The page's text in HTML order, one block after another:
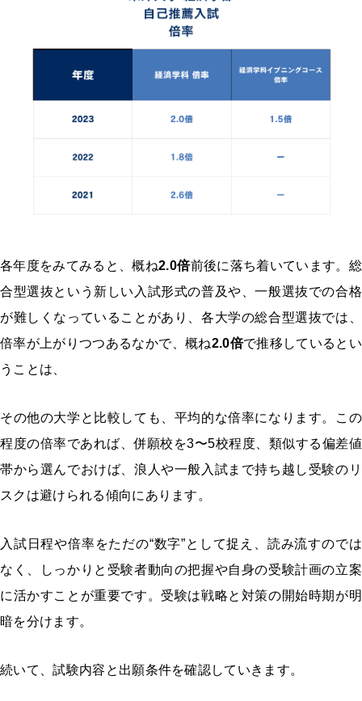
各年度をみてみると、概ね2.0倍前後に落ち着いています。総
合型選抜という新しい入試形式の普及や、一般選抜での合格
が難しくなっていることがあり、各大学の総合型選抜では、
倍率が上がりつつあるなかで、概ね2.0倍で推移しているとい
うことは、
その他の大学と比較しても、平均的な倍率になります。この
程度の倍率であれば、併願校を3〜5校程度、類似する偏差値
帯から選んでおけば、浪人や一般入試まで持ち越し受験のリ
スクは避けられる傾向にあります。
入試日程や倍率をただの“数字”として捉え、読み流すのでは
なく、しっかりと受験者動向の把握や自身の受験計画の立案
に活かすことが重要です。受験は戦略と対策の開始時期が明
暗を分けます。
続いて、試験内容と出願条件を確認していきます。